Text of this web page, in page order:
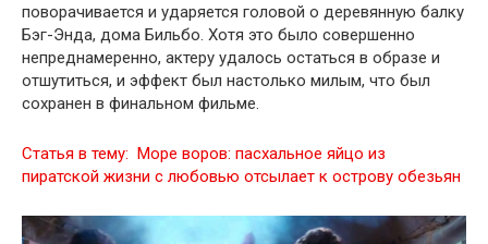
поворачивается и ударяется головой о деревянную балку
Бэг-Энда, дома Бильбо. Хотя это было совершенно
непреднамеренно, актеру удалось остаться в образе и
отшутиться, и эффект был настолько милым, что был
сохранен в финальном фильме.
Статья в тему: Море воров: пасхальное яйцо из
пиратской жизни с любовью отсылает к острову обезьян